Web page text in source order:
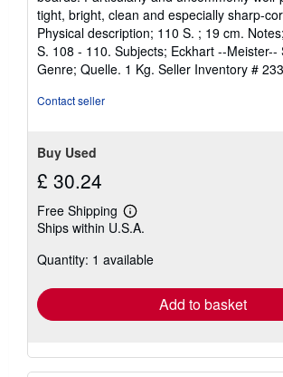
out
of
5
stars
tight, bright, clean and especially sharp-
Physical description; 110 S. ; 19 cm.
S. 108 - 110. Subjects; Eckhart --Meister--
Genre; Quelle. 1 Kg. Seller Inventory #
Contact seller
Buy Used
£ 30.24
Free Shipping
Learn
more
shipping
Ships within U.S.A.
Quantity: 1 available
Add to basket